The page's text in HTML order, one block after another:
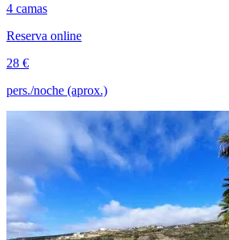
4 camas
Reserva online
28 €
pers./noche (aprox.)